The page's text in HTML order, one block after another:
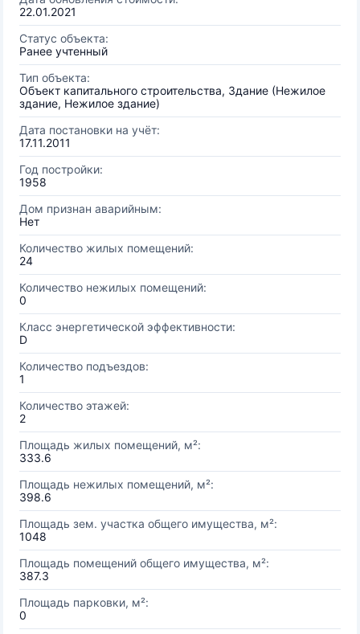
22.01.2021
Статус объекта:
Ранее учтенный
Тип объекта:
Объект капитального строительства, Здание (Нежилое
здание, Нежилое здание)
Дата постановки на учёт:
17.11.2011
Год постройки:
1958
Дом признан аварийным:
Нет
Количество жилых помещений:
24
Количество нежилых помещений:
0
Класс энергетической эффективности:
D
Количество подъездов:
1
Количество этажей:
2
Площадь жилых помещений, м²:
333.6
Площадь нежилых помещений, м²:
398.6
Площадь зем. участка общего имущества, м²:
1048
Площадь помещений общего имущества, м²:
387.3
Площадь парковки, м²:
0